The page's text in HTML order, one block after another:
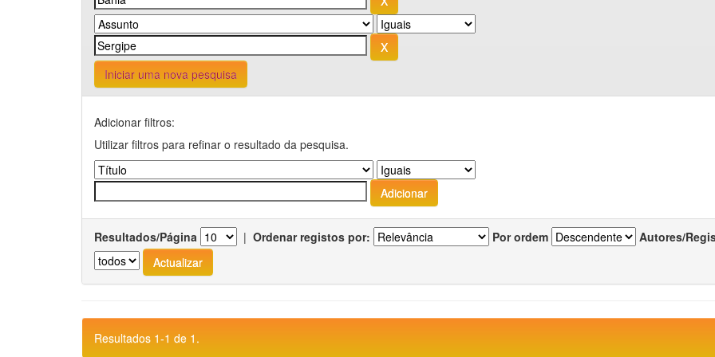
Iniciar uma nova pesquisa
Adicionar filtros:
Utilizar filtros para refinar o resultado da pesquisa.
Resultados/Página | Ordenar registos por: Por ordem Autores/
Resultados 1-1 de 1.